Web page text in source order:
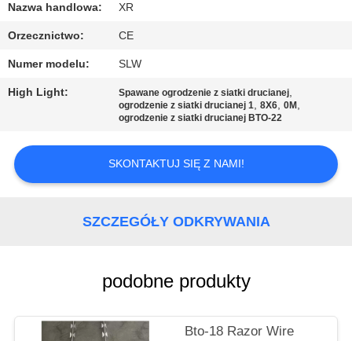
SKONTAKTUJ
SIĘ
Z
NAMI
POPROSIĆ
O
POLICY
Nazwa handlowa: XR
Orzecznictwo: CE
Numer modelu: SLW
High Light: Spawane ogrodzenie z siatki drucianej,
ogrodzenie z siatki drucianej 1,8X6,0M ,
ogrodzenie z siatki drucianej BTO-22
SKONTAKTUJ SIĘ Z NAMI!
SZCZEGÓŁY ODKRYWANIA
podobne produkty
Bto-18 Razor Wire